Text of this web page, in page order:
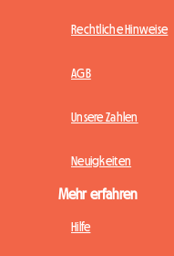
Rechtliche Hinweise
AGB
Unsere Zahlen
Neuigkeiten
Mehr erfahren
Hilfe